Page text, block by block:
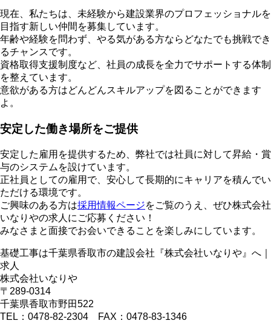
現在、私たちは、未経験から建設業界のプロフェッショナルを
目指す新しい仲間を募集しています。
年齢や経験を問わず、やる気がある方ならどなたでも挑戦でき
るチャンスです。
資格取得支援制度など、社員の成長を全力でサポートする体制
を整えています。
意欲がある方はどんどんスキルアップを図ることができます
よ。
安定した働き場所をご提供
安定した雇用を提供するため、弊社では社員に対して昇給・賞
与のシステムを設けています。
正社員としての雇用で、安心して長期的にキャリアを積んでい
ただける環境です。
ご興味のある方は採用情報ページをご覧のうえ、ぜひ株式会社
いなりやの求人にご応募ください！
みなさまと面接でお会いできることを楽しみにしています。
基礎工事は千葉県香取市の建設会社『株式会社いなりや』へ｜
求人
株式会社いなりや
〒289-0314
千葉県香取市野田522
TEL：0478-82-2304 FAX：0478-83-1346